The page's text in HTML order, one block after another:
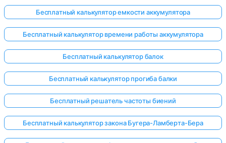
Бесплатный калькулятор емкости аккумулятора
Бесплатный калькулятор времени работы аккумулятора
Бесплатный калькулятор балок
Бесплатный калькулятор прогиба балки
Бесплатный решатель частоты биений
Бесплатный калькулятор закона Бугера-Ламберта-Бера